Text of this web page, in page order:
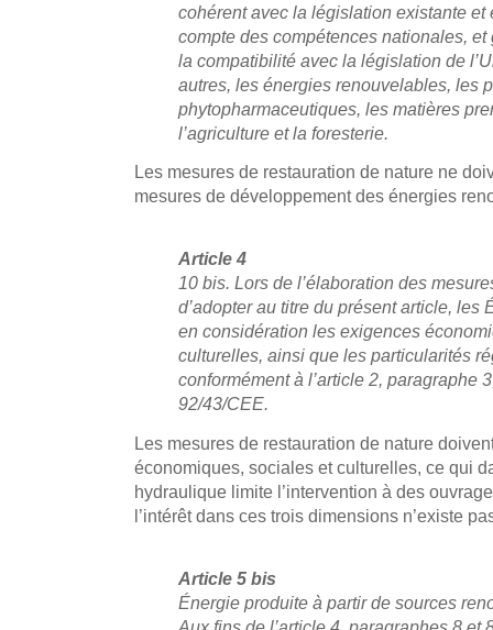
cohérent avec la législation existante et
compte des compétences nationales,
la compatibilité avec la législation de
autres, les énergies renouvelables, les
phytopharmaceutiques, les matières
l’agriculture et la foresterie.
Les mesures de restauration de nature ne
mesures de développement des énergies
Article 4
10 bis. Lors de l’élaboration des
d’adopter au titre du présent article, les
en considération les exigences
culturelles, ainsi que les particularités
conformément à l’article 2, paragraphe
92/43/CEE.
Les mesures de restauration de nature
économiques, sociales et culturelles, ce qui
hydraulique limite l’intervention à des
l’intérêt dans ces trois dimensions n’existe
Article 5 bis
Énergie produite à partir de sources